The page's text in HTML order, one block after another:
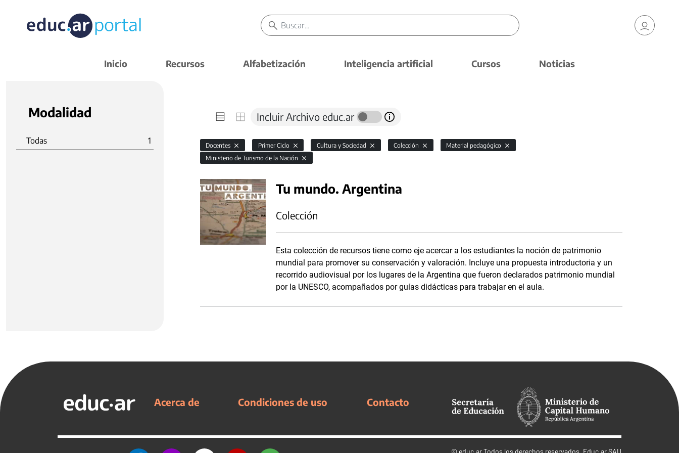
Inicio Recursos Alfabetización Inteligencia artificial Cursos Noticias
Modalidad
Todas 1
Incluir Archivo educ.ar
Docentes Primer Ciclo Cultura y Sociedad Colección
Material pedagógico
Ministerio de Turismo de la Nación
Tu mundo. Argentina
Colección
Esta colección de recursos tiene como eje acercar a los estudiantes la noción de patrimonio
mundial para promover su conservación y valoración. Incluye una propuesta introductoria y un
recorrido audiovisual por los lugares de la Argentina que fueron declarados patrimonio mundial
por la UNESCO, acompañados por guías didácticas para trabajar en el aula.
Acerca de Condiciones de uso Contacto
© educ.arTodos los derechos reservados. Educ.ar SAU